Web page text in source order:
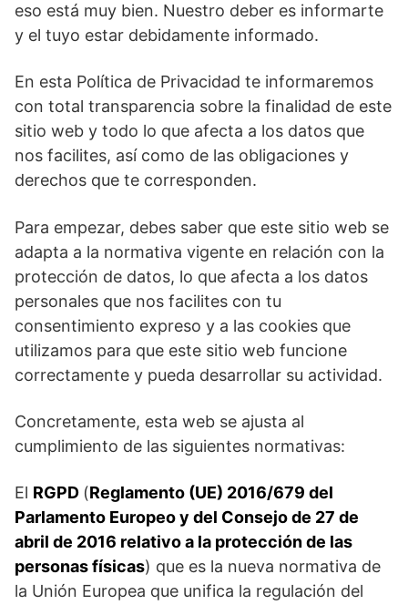
eso está muy bien. Nuestro deber es informarte
y el tuyo estar debidamente informado.
En esta Política de Privacidad te informaremos
con total transparencia sobre la finalidad de este
sitio web y todo lo que afecta a los datos que
nos facilites, así como de las obligaciones y
derechos que te corresponden.
Para empezar, debes saber que este sitio web se
adapta a la normativa vigente en relación con la
protección de datos, lo que afecta a los datos
personales que nos facilites con tu
consentimiento expreso y a las cookies que
utilizamos para que este sitio web funcione
correctamente y pueda desarrollar su actividad.
Concretamente, esta web se ajusta al
cumplimiento de las siguientes normativas:
El RGPD (Reglamento (UE) 2016/679 del
Parlamento Europeo y del Consejo de 27 de
abril de 2016 relativo a la protección de las
personas físicas) que es la nueva normativa de
la Unión Europea que unifica la regulación del